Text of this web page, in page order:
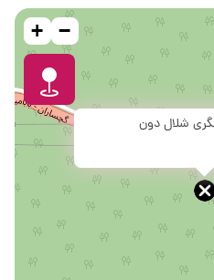
شلال دون
+ −